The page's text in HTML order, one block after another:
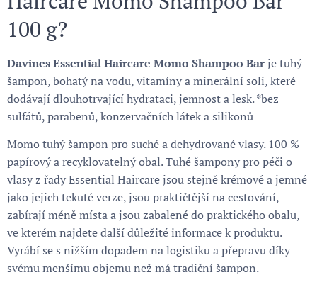
100 g?
Davines Essential Haircare Momo Shampoo Barje tuhý
šampon, bohatý na vodu, vitamíny a minerální soli, které
dodávají dlouhotrvající hydrataci, jemnost a lesk. *bez
sulfátů, parabenů, konzervačních látek a silikonů
Momo tuhý šampon pro suché a dehydrované vlasy. 100 %
papírový a recyklovatelný obal. Tuhé šampony pro péči o
vlasy z řady Essential Haircare jsou stejně krémové a jemné
jako jejich tekuté verze, jsou praktičtější na cestování,
zabírají méně místa a jsou zabalené do praktického obalu,
ve kterém najdete další důležité informace k produktu.
Vyrábí se s nižším dopadem na logistiku a přepravu díky
svému menšímu objemu než má tradiční šampon.